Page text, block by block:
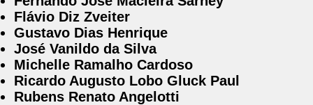
Flávio Diz Zveiter
Gustavo Dias Henrique
José Vanildo da Silva
Michelle Ramalho Cardoso
Ricardo Augusto Lobo Gluck Paul
Rubens Renato Angelotti